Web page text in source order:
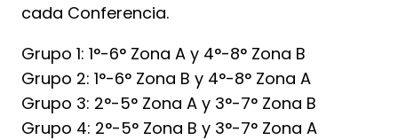
cada Conferencia.
Grupo 1: 1°-6° Zona A y 4°-8° Zona B
Grupo 2: 1°-6° Zona B y 4°-8° Zona A
Grupo 3: 2°-5° Zona A y 3°-7° Zona B
Grupo 4: 2°-5° Zona B y 3°-7° Zona A